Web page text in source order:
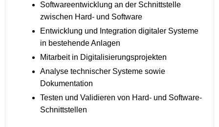
Softwareentwicklung an der Schnittstelle
zwischen Hard- und Software
Entwicklung und Integration digitaler Systeme
in bestehende Anlagen
Mitarbeit in Digitalisierungsprojekten
Analyse technischer Systeme sowie
Dokumentation
Testen und Validieren von Hard- und Software-
Schnittstellen